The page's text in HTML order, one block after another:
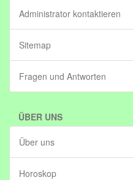
Administrator kontaktieren
Sitemap
Fragen und Antworten
ÜBER UNS
Über uns
Horoskop